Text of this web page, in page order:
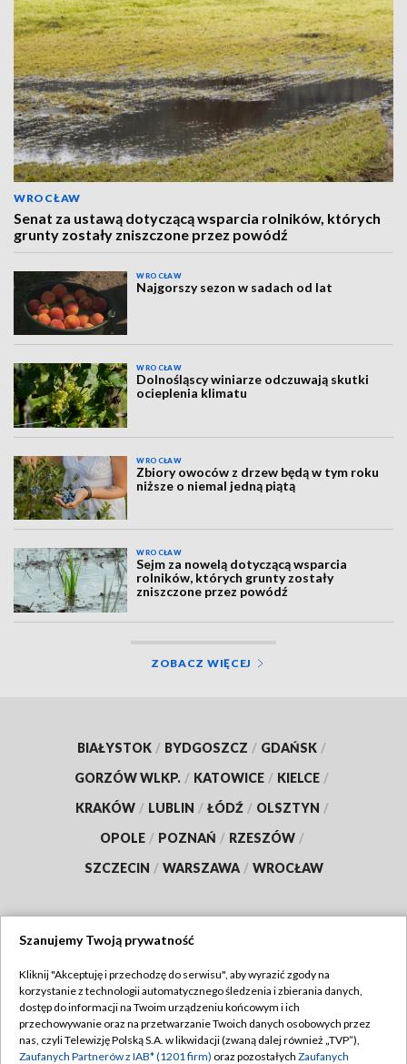
WROCŁAW
Senat za ustawą dotyczącą wsparcia rolników, których
grunty zostały zniszczone przez powódź
WROCŁAW
Najgorszy sezon w sadach od lat
WROCŁAW
Dolnośląscy winiarze odczuwają skutki
ocieplenia klimatu
WROCŁAW
Zbiory owoców z drzew będą w tym roku
niższe o niemal jedną piątą
WROCŁAW
Sejm za nowelą dotyczącą wsparcia
rolników, których grunty zostały
zniszczone przez powódź
ZOBACZ WIĘCEJ
BIAŁYSTOK / BYDGOSZCZ / GDAŃSK /
GORZÓW WLKP. / KATOWICE / KIELCE /
KRAKÓW / LUBLIN / ŁÓDŹ / OLSZTYN /
OPOLE / POZNAŃ / RZESZÓW /
SZCZECIN / WARSZAWA / WROCŁAW
TVP
Abonament TVP
Emisja w TVP
Regulamin TVP
Polityka prywatności
Szanujemy Twoją prywatność
Kliknij "Akceptuję i przechodzę do serwisu", aby wyrazić zgody na
korzystanie z technologii automatycznego śledzenia i zbierania danych,
dostęp do informacji na Twoim urządzeniu końcowym i ich
przechowywanie oraz na przetwarzanie Twoich danych osobowych przez
nas, czyli Telewizję Polską S.A. w likwidacji (zwaną dalej również „TVP”),
Zaufanych Partnerów z IAB* (1201 firm) oraz pozostałych Zaufanych